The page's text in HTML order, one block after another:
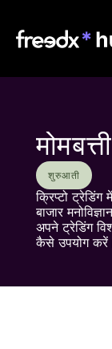
शुरुआती
क्रिप्टो
बाजार
अपने ट्रेडिंग
कैसे उपयोग